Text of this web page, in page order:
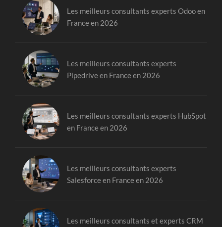
Les meilleurs consultants experts Odoo en
France en 2026
Les meilleurs consultants experts
Pipedrive en France en 2026
Les meilleurs consultants experts HubSpot
en France en 2026
Les meilleurs consultants experts
Salesforce en France en 2026
Les meilleurs consultants et experts CRM